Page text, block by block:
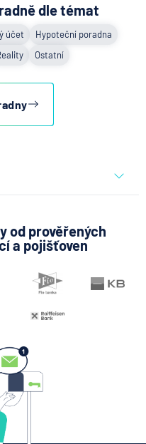
dle témat
účet
Hypoteční poradna
Ostatní
4.8.2026 Běžný účet
Expert radí jak splnit
challenge u prop firem a
Jak zdanit prodej bytu nebo
domu získaného darem
od prověřených
a pojišťoven